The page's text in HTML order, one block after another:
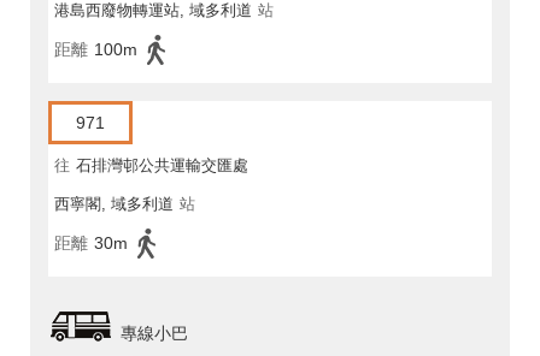
港島西廢物轉運站, 域多利道 站
距離 100m
971
往 石排灣邨公共運輸交匯處
西寧閣, 域多利道 站
距離 30m
專線小巴